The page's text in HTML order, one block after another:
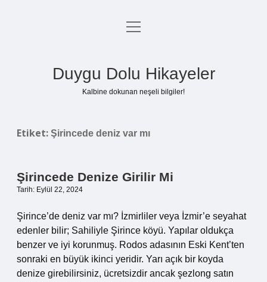
Anasayfa
menüyü
Duygu Dolu Hikayeler
Kalbine dokunan neşeli bilgiler!
Etiket: Şirincede deniz var mı
Şirincede Denize Girilir Mi
Tarih: Eylül 22, 2024
Şirince’de deniz var mı? İzmirliler veya İzmir’e seyahat
edenler bilir; Sahiliyle Şirince köyü. Yapılar oldukça
benzer ve iyi korunmuş. Rodos adasının Eski Kent’ten
sonraki en büyük ikinci yeridir. Yarı açık bir koyda
denize girebilirsiniz, ücretsizdir ancak şezlong satın